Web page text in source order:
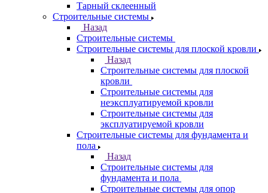
Тарный склеенный
Строительные системы
Назад
Строительные системы
Строительные системы для плоской кровли
Назад
Строительные системы для плоской
кровли
Строительные системы для
неэксплуатируемой кровли
Строительные системы для
эксплуатируемой кровли
Строительные системы для фундамента и
пола
Назад
Строительные системы для
фундамента и пола
Строительные системы для опор